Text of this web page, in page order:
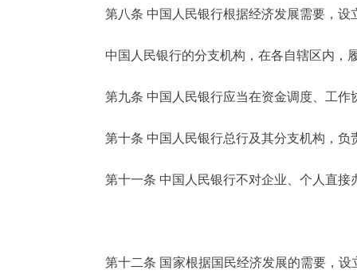
第八条 中国人民银行根据经济发展需要，设
中国人民银行的分支机构，在各自辖区内，
第九条 中国人民银行应当在资金调度、工作
第十条 中国人民银行总行及其分支机构，负
第十一条 中国人民银行不对企业、个人直接
第十二条 国家根据国民经济发展的需要，设